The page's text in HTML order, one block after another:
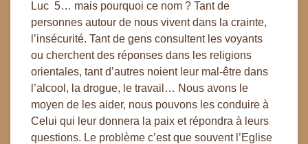
Luc 5… mais pourquoi ce nom ? Tant de
personnes autour de nous vivent dans la crainte,
l’insécurité. Tant de gens consultent les voyants
ou cherchent des réponses dans les religions
orientales, tant d’autres noient leur mal-être dans
l’alcool, la drogue, le travail… Nous avons le
moyen de les aider, nous pouvons les conduire à
Celui qui leur donnera la paix et répondra à leurs
questions. Le problème c’est que souvent l’Eglise